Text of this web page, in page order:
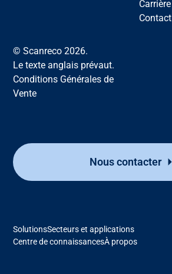
Nous contacter
Carrière
Contact
© Scanreco 2026.
Le texte anglais prévaut.
Conditions Générales de
Vente
SolutionsSecteurs et applications
Centre de connaissancesÀ propos